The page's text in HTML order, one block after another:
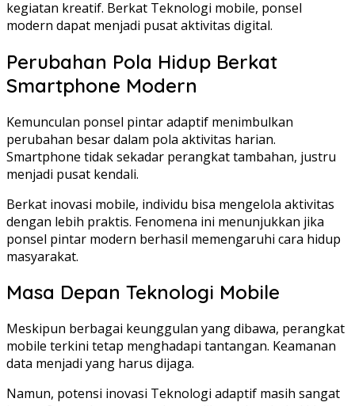
kegiatan kreatif. Berkat Teknologi mobile, ponsel
modern dapat menjadi pusat aktivitas digital.
Perubahan Pola Hidup Berkat
Smartphone Modern
Kemunculan ponsel pintar adaptif menimbulkan
perubahan besar dalam pola aktivitas harian.
Smartphone tidak sekadar perangkat tambahan, justru
menjadi pusat kendali.
Berkat inovasi mobile, individu bisa mengelola aktivitas
dengan lebih praktis. Fenomena ini menunjukkan jika
ponsel pintar modern berhasil memengaruhi cara hidup
masyarakat.
Masa Depan Teknologi Mobile
Meskipun berbagai keunggulan yang dibawa, perangkat
mobile terkini tetap menghadapi tantangan. Keamanan
data menjadi yang harus dijaga.
Namun, potensi inovasi Teknologi adaptif masih sangat